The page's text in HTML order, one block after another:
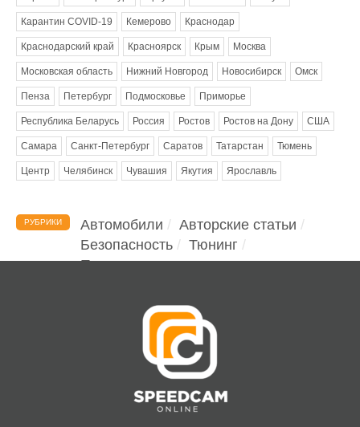
Карантин COVID-19 Кемерово Краснодар
Краснодарский край Красноярск Крым Москва
Московская область Нижний Новгород Новосибирск Омск
Пенза Петербург Подмосковье Приморье
Республика Беларусь Россия Ростов Ростов на Дону США
Самара Санкт-Петербург Саратов Татарстан Тюмень
Центр Челябинск Чувашия Якутия Ярославль
РУБРИКИ Автомобили
Авторские статьи
Безопасность
Тюнинг
Помощь водителю